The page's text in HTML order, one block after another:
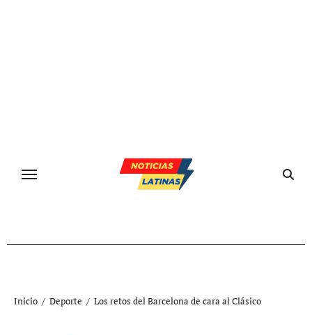
Inicio Deporte Los retos del Barcelona de cara al Clásico